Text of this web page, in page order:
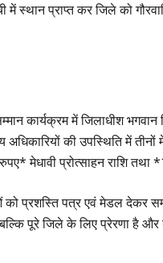
स्थान प्राप्त कर जिले को
कार्यक्रम में जिलाधीश
की उपस्थिति में तीनों
मेधावी प्रोत्साहन राशि
प्रशस्ति पत्र एवं मेडल देकर
पूरे जिले के लिए प्रेरणा है और यह